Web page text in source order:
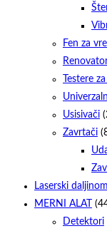
Fen za
Testere
Usisivači
Zavrtači
Laserski
MERNI ALAT
Detektori